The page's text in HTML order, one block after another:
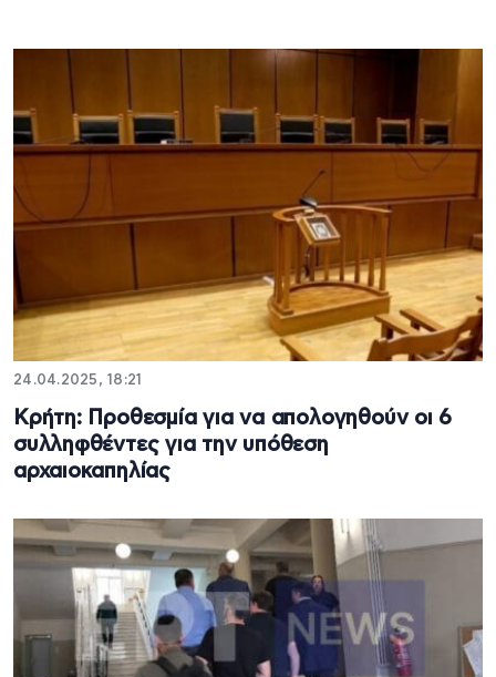
24.04.2025, 18:21
Κρήτη: Προθεσμία για να απολογηθούν οι 6
συλληφθέντες για την υπόθεση
αρχαιοκαπηλίας